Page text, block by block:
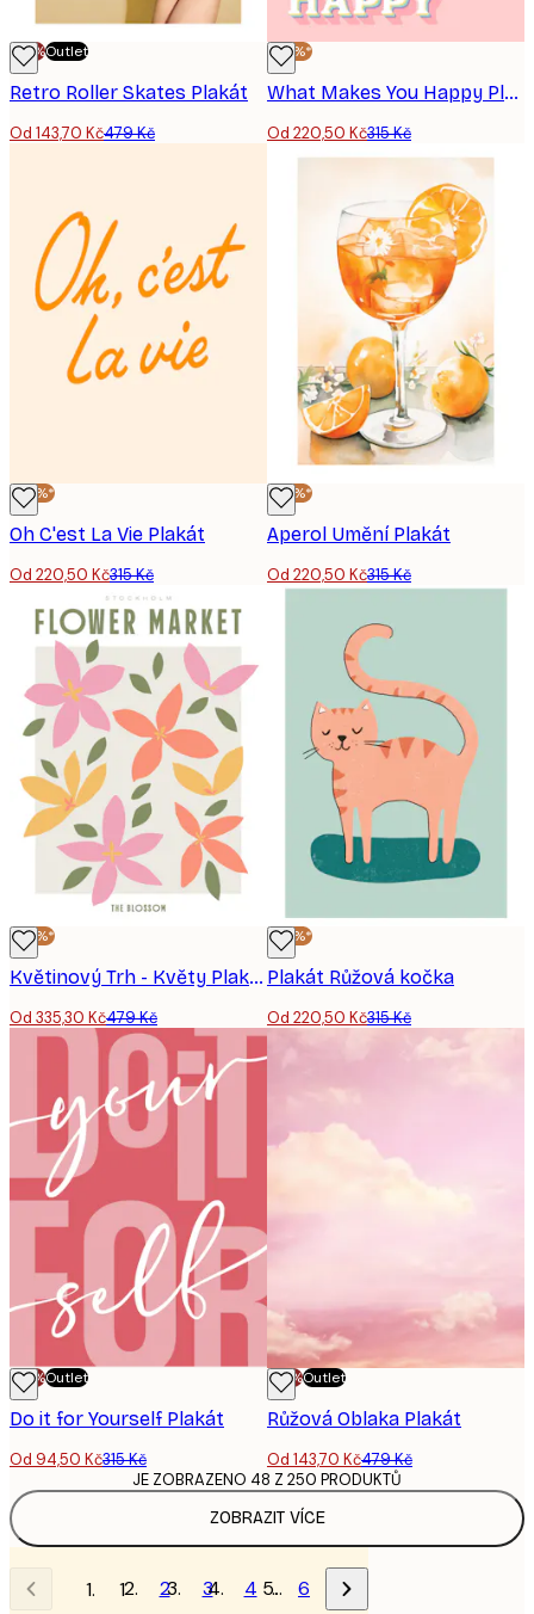
-70%Outlet
Retro Roller Skates Plakát
Od 143,70 Kč479 Kč
-30%*
What Makes You Happy Plakát
Od 220,50 Kč315 Kč
-30%*
Oh C'est La Vie Plakát
Od 220,50 Kč315 Kč
-30%*
Aperol Umění Plakát
Od 220,50 Kč315 Kč
-30%*
Květinový Trh - Květy Plakát
Od 335,30 Kč479 Kč
-30%*
Plakát Růžová kočka
Od 220,50 Kč315 Kč
-70%Outlet
Do it for Yourself Plakát
Od 94,50 Kč315 Kč
-70%Outlet
Růžová Oblaka Plakát
Od 143,70 Kč479 Kč
ZOBRAZIT VÍCE
JE ZOBRAZENO 48 Z 250 PRODUKTŮ
1 2 3 4 … 6